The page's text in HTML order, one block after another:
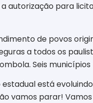
autorização para
de povos
a todos os
Seis
está
vamos parar!